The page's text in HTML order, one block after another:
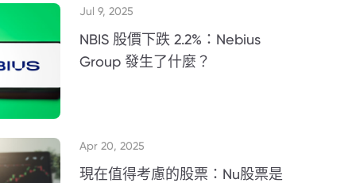
Jul 9, 2025
NBIS 股價下跌 2.2%：Nebius
Group 發生了什麼？
Apr 20, 2025
現在值得考慮的股票：Nu股票是